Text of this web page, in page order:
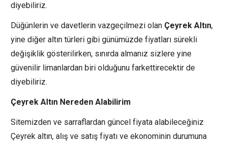
diyebiliriz.
Düğünlerin ve davetlerin vazgeçilmezi olan Çeyrek Altın,
yine diğer altın türleri gibi günümüzde fiyatları sürekli
değişiklik gösterilirken, sınırda almanız sizlere yine
güvenilir limanlardan biri olduğunu farkettirecektir de
diyebiliriz.
Çeyrek Altın Nereden Alabilirim
Sitemizden ve sarraflardan güncel fiyata alabileceğiniz
Çeyrek altın, alış ve satış fiyatı ve ekonominin durumuna